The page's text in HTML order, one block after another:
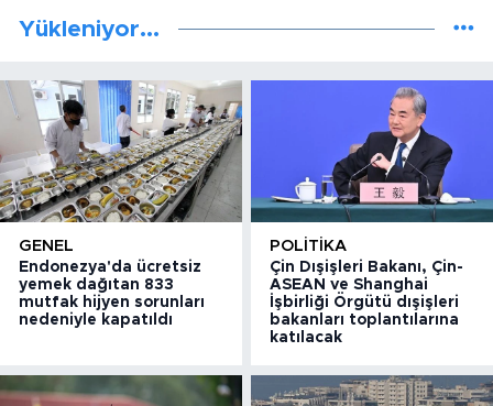
Yükleniyor...
GENEL
Endonezya'da ücretsiz
yemek dağıtan 833
mutfak hijyen sorunları
nedeniyle kapatıldı
POLITIKA
Çin Dışişleri Bakanı, Çin-
ASEAN ve Shanghai
İşbirliği Örgütü dışişleri
bakanları toplantılarına
katılacak